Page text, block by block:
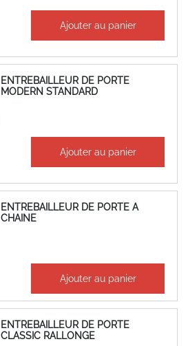
Ajouter au panier
ENTREBAILLEUR DE PORTE
MODERN STANDARD
Ajouter au panier
ENTREBAILLEUR DE PORTE A
CHAINE
Ajouter au panier
ENTREBAILLEUR DE PORTE
CLASSIC RALLONGE